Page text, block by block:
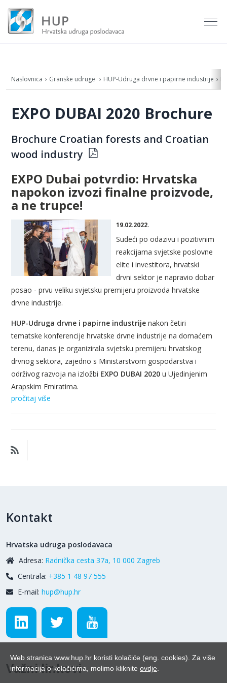
Naslovnica Granske udruge HUP-Udruga drvne i papirne industrije
EXPO DUBAI 2020 Brochure
Brochure Croatian forests and Croatian
wood industry
EXPO Dubai potvrdio: Hrvatska
napokon izvozi finalne proizvode,
a ne trupce!
19.02.2022.
Sudeći po odazivu i pozitivnim
reakcijama svjetske poslovne
elite i investitora, hrvatski
drvni sektor je napravio dobar
posao - prvu veliku svjetsku premijeru proizvoda hrvatske
drvne industrije.
HUP-Udruga drvne i papirne industrije nakon četiri
tematske konferencije hrvatske drvne industrije na domaćem
terenu, danas je organizirala svjetsku premijeru hrvatskog
drvnog sektora, zajedno s Ministarstvom gospodarstva i
održivog razvoja na izložbi EXPO DUBAI 2020 u Ujedinjenim
Arapskim Emiratima.
pročitaj više
Kontakt
Hrvatska udruga poslodavaca
Adresa: Radnička cesta 37a, 10 000 Zagreb
Centrala: +385 1 48 97 555
E-mail: hup@hup.hr
Važni linkovi
Web stranica www.hup.hr koristi kolačiće (eng. cookies). Za više
informacija o kolačićima, molimo kliknite ovdje